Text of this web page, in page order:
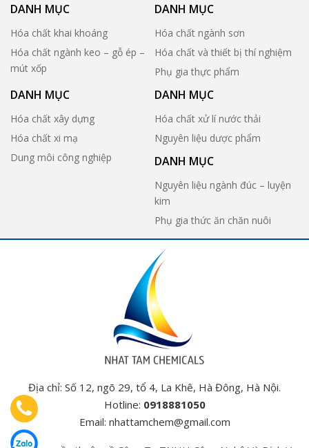
DANH MỤC
Hóa chất khai khoáng
Hóa chất ngành keo – gỗ ép –
mút xốp
DANH MỤC
Hóa chất ngành sơn
Hóa chất và thiết bị thí nghiệm
Phụ gia thực phẩm
DANH MỤC
Hóa chất xây dựng
Hóa chất xi mạ
Dung môi công nghiệp
DANH MỤC
Hóa chất xử lí nước thải
Nguyên liệu dược phẩm
DANH MỤC
Nguyên liệu ngành đúc – luyện
kim
Phụ gia thức ăn chăn nuôi
Địa chỉ: Số 12, ngõ 29, tổ 4, La Khê, Hà Đông, Hà Nội.
Hotline: 0918881050
Email: nhattamchem@gmail.com